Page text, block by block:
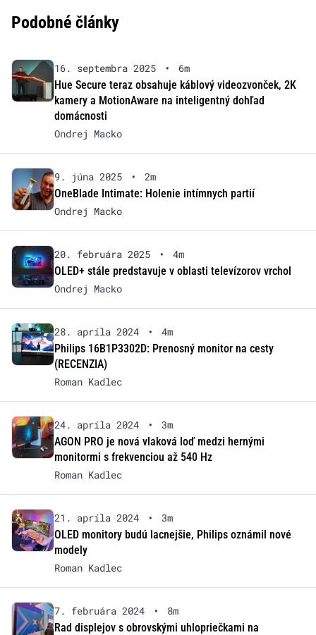
Podobné články
16. septembra 2025 •
6m
Hue Secure teraz obsahuje káblový videozvonček, 2K
kamery a MotionAware na inteligentný dohľad
domácnosti
Ondrej Macko
9. júna 2025 •
2m
OneBlade Intimate: Holenie intímnych partií
Ondrej Macko
20. februára 2025 •
4m
OLED+ stále predstavuje v oblasti televízorov vrchol
Ondrej Macko
28. apríla 2024 •
4m
Philips 16B1P3302D: Prenosný monitor na cesty
(RECENZIA)
Roman Kadlec
24. apríla 2024 •
3m
AGON PRO je nová vlaková loď medzi hernými
monitormi s frekvenciou až 540 Hz
Roman Kadlec
21. apríla 2024 •
3m
OLED monitory budú lacnejšie, Philips oznámil nové
modely
Roman Kadlec
7. februára 2024 •
8m
Rad displejov s obrovskými uhlopriečkami na